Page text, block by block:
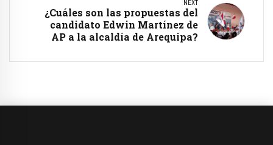
NEXT
¿Cuáles son las propuestas del
candidato Edwin Martínez de
AP a la alcaldía de Arequipa?